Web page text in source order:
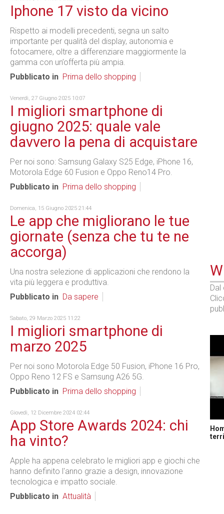
Iphone 17 visto da vicino
Rispetto ai modelli precedenti, segna un salto
importante per qualità del display, autonomia e
fotocamere, oltre a differenziare maggiormente la
gamma con un’offerta più ampia.
Pubblicato in Prima dello shopping
Venerdì, 27 Giugno 2025 10:07
I migliori smartphone di
giugno 2025: quale vale
davvero la pena di acquistare
Per noi sono: Samsung Galaxy S25 Edge, iPhone 16,
Motorola Edge 60 Fusion e Oppo Reno14 Pro.
Pubblicato in Prima dello shopping
Domenica, 15 Giugno 2025 21:44
Le app che migliorano le tue
giornate (senza che tu te ne
accorga)
Una nostra selezione di applicazioni che rendono la
vita più leggera e produttiva.
Pubblicato in Da sapere
Sabato, 29 Marzo 2025 11:22
I migliori smartphone di
marzo 2025
Per noi sono Motorola Edge 50 Fusion, iPhone 16 Pro,
Oppo Reno 12 FS e Samsung A26 5G.
Pubblicato in Prima dello shopping
Giovedì, 12 Dicembre 2024 02:44
App Store Awards 2024: chi
ha vinto?
Apple ha appena celebrato le migliori app e giochi che
hanno definito l'anno grazie a design, innovazione
tecnologica e impatto sociale.
Pubblicato in Attualità